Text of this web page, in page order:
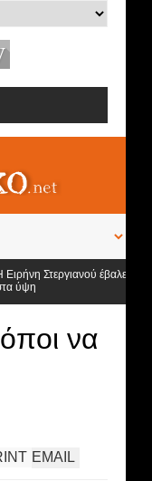
Στεργιανού έβαλε τα...
να
EMAIL